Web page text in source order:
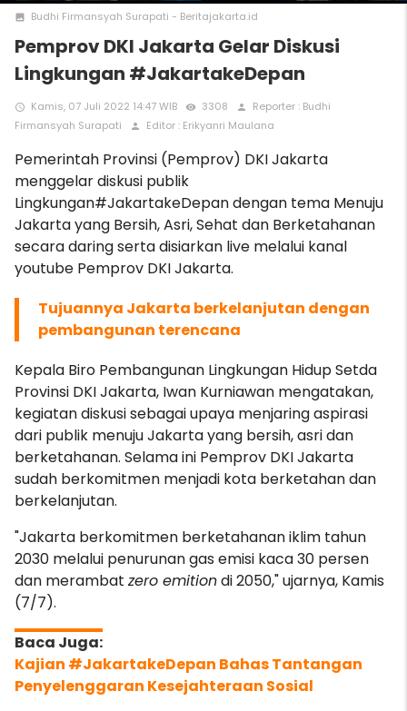
photo Budhi Firmansyah Surapati - Beritajakarta.id
Pemprov DKI Jakarta Gelar Diskusi
Lingkungan #JakartakeDepan
access_time Kamis, 07 Juli 2022 14:47 WIB remove_red_eye 3308 person
Reporter : Budhi
Firmansyah Surapati
person Editor : Erikyanri Maulana
Pemerintah Provinsi (Pemprov) DKI Jakarta
menggelar diskusi publik
Lingkungan#JakartakeDepan dengan tema Menuju
Jakarta yang Bersih, Asri, Sehat dan Berketahanan
secara daring serta disiarkan live melalui kanal
youtube Pemprov DKI Jakarta.
Tujuannya Jakarta berkelanjutan dengan
pembangunan terencana
Kepala Biro Pembangunan Lingkungan Hidup Setda
Provinsi DKI Jakarta, Iwan Kurniawan mengatakan,
kegiatan diskusi sebagai upaya menjaring aspirasi
dari publik menuju Jakarta yang bersih, asri dan
berketahanan. Selama ini Pemprov DKI Jakarta
sudah berkomitmen menjadi kota berketahan dan
berkelanjutan.
"Jakarta berkomitmen berketahanan iklim tahun
2030 melalui penurunan gas emisi kaca 30 persen
dan merambat zero emitiondi 2050," ujarnya, Kamis
(7/7).
Kajian #JakartakeDepan Bahas Tantangan
Penyelenggaran Kesejahteraan Sosial